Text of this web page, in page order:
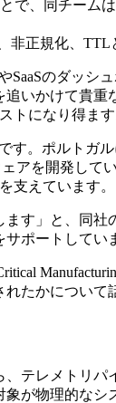
とで、同チー
、非正規化、
SaaSのダッ
いかけて貴
トになり得ます
す。ポルトガ
アを開発して
支えています。
す」と、同
ポートしてい
たかについて
テレメトリ
が物理的なシ